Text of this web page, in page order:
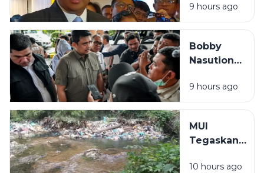
Fisik Buku
Pelajaran
66 Kepala
Dapur MBG,
Langgar
Disiplin
9 hours ago
Bobby
Nasution
RSUD dr M
Thomsen
Gunungsitoli
Jadi Rumah
9 hours ago
MUI
Tegaskan
Haram
10 hours ago